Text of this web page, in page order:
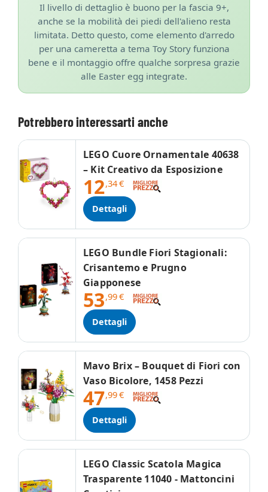
Il livello di dettaglio è buono per la fascia 9+,
anche se la mobilità dei piedi dell'alieno resta
limitata. Detto questo, come elemento d'arredo
per una cameretta a tema Toy Story funziona
bene e il montaggio offre qualche sorpresa grazie
alle Easter egg integrate.
Potrebbero interessarti anche
LEGO Cuore Ornamentale 40638
– Kit Creativo da Esposizione
12,34€
Dettagli
LEGO Bundle Fiori Stagionali:
Crisantemo e Prugno
Giapponese
53,99€
Dettagli
Mavo Brix – Bouquet di Fiori con
Vaso Bicolore, 1458 Pezzi
47,99€
Dettagli
LEGO Classic Scatola Magica
Trasparente 11040 - Mattoncini